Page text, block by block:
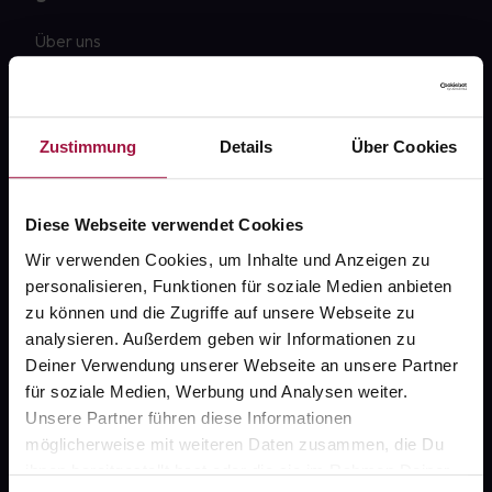
Zustimmung Details Über Cookies
Diese Webseite verwendet Cookies
Wir verwenden Cookies, um Inhalte und Anzeigen zu
personalisieren, Funktionen für soziale Medien anbieten
zu können und die Zugriffe auf unsere Webseite zu
analysieren. Außerdem geben wir Informationen zu
Deiner Verwendung unserer Webseite an unsere Partner
für soziale Medien, Werbung und Analysen weiter.
Unsere Partner führen diese Informationen
möglicherweise mit weiteren Daten zusammen, die Du
ihnen bereitgestellt hast oder die sie im Rahmen Deiner
Über uns
Newsletter
Sanitätshäuser
AGB
Impressum